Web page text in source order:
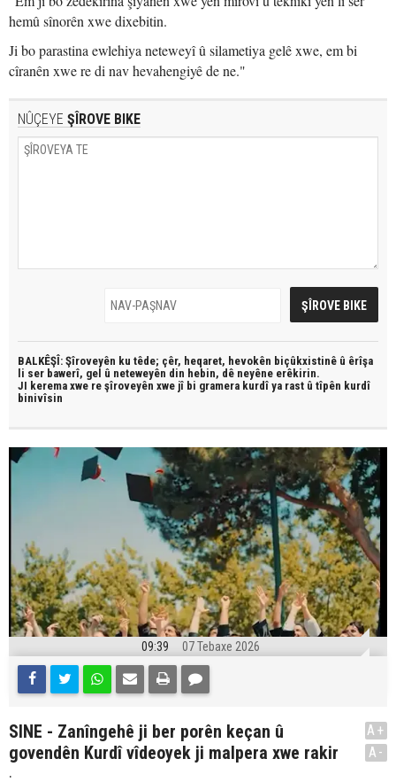
hemû sînorên xwe dixebitin.
Ji bo parastina ewlehiya neteweyî û silametiya gelê xwe, em bi
cîranên xwe re di nav hevahengiyê de ne."
NÛÇEYE ŞÎROVE BIKE
BALKÊŞÎ: Şîroveyên ku têde; çêr, heqaret, hevokên biçûkxistinê û êrîşa
li ser bawerî, gel û neteweyên din hebin, dê neyêne erêkirin.
JI kerema xwe re şîroveyên xwe jî bi gramera kurdî ya rast û tîpên kurdî
binivîsin
09:39 07 Tebaxe 2026
SINE - Zanîngehê ji ber porên keçan û
govendên Kurdî vîdeoyek ji malpera xwe rakir
.
A+
A-